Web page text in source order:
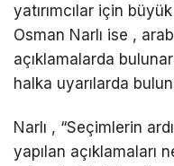
yatırımcılar için
Osman Narlı ise ,
açıklamalarda
halka uyarılarda
Narlı , “Seçimlerin
yapılan açıklamaları